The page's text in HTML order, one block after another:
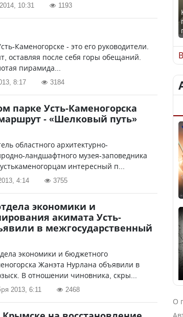
10:31 1193
Каменогорске - это его руководители.
оставляя после себя горы обещаний.
пирамида...
8:17 3184
парке Усть-Каменогорска
- «Шелковый путь»
областного архитектурно-
ландшафтного музея-заповедника
интересный п...
4:14 3755
экономики и
акимата Усть-
в межгосударственный
экономики и бюджетного
Жанэта Нурлана объявили в
В отношении чиновника, скры...
2013, 6:11 2468
О